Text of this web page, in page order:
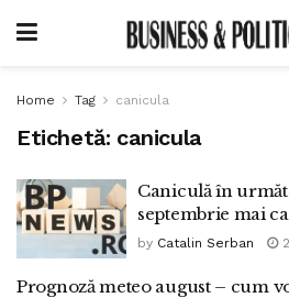
Home Tag canicula
Etichetă: canicula
Caniculă în
septembrie mai
by Catalin Serban
Prognoză meteo august – cum